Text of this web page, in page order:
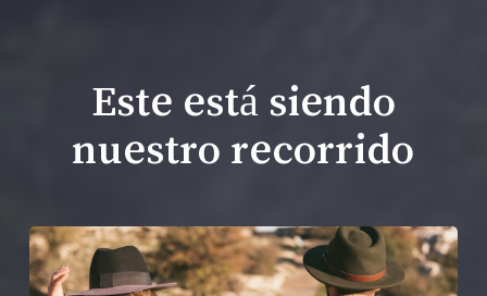
Este está siendo
nuestro recorrido